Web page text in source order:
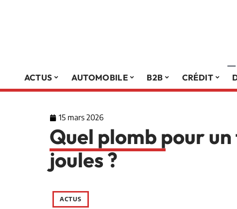
ACTUS AUTOMOBILE B2B CRÉDIT
15 mars 2026
Quel plomb pour
joules ?
ACTUS